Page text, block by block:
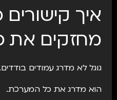
איך קישורים
מחזקים את
גוגל לא מדרג עמודים בודדים.
הוא מדרג את כל המערכת.